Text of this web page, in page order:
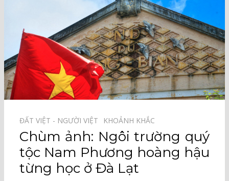
ĐẤT VIỆT - NGƯỜI VIỆT⠀ KHOẢNH KHẮC⠀
Chùm ảnh: Ngôi trường quý
tộc Nam Phương hoàng hậu
từng học ở Đà Lạt